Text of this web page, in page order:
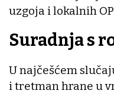
uzgoja i lokalnih
Suradnja s
U najčešćem
i tretman hrane u